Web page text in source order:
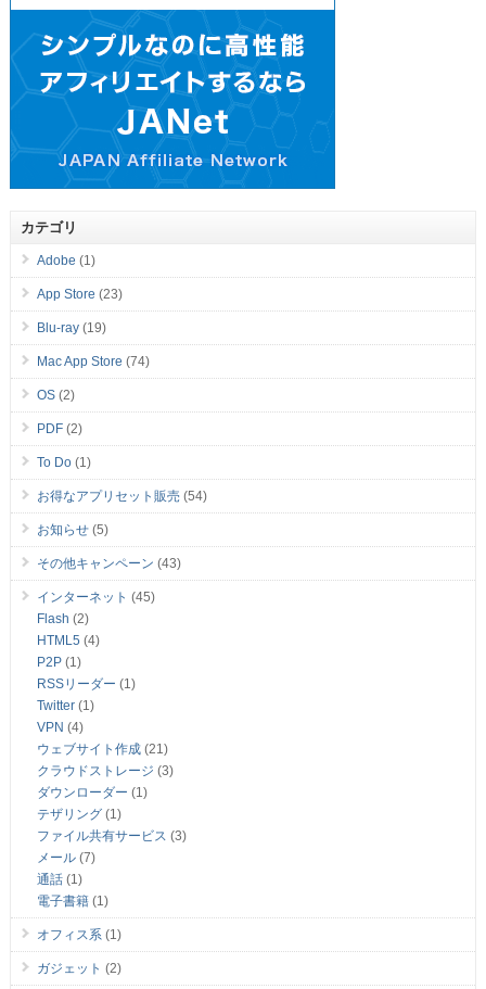
カテゴリ
Adobe (1)
App Store (23)
Blu-ray(19)
Mac App Store (74)
OS(2)
PDF(2)
To Do(1)
お得なアプリセット販売(54)
お知らせ(5)
その他キャンペーン (43)
インターネット (45)
Flash (2)
HTML5 (4)
P2P(1)
RSSリーダー (1)
Twitter(1)
VPN (4)
ウェブサイト作成(21)
クラウドストレージ (3)
ダウンローダー (1)
テザリング(1)
ファイル共有サービス (3)
メール(7)
通話(1)
電子書籍(1)
オフィス系(1)
ガジェット (2)